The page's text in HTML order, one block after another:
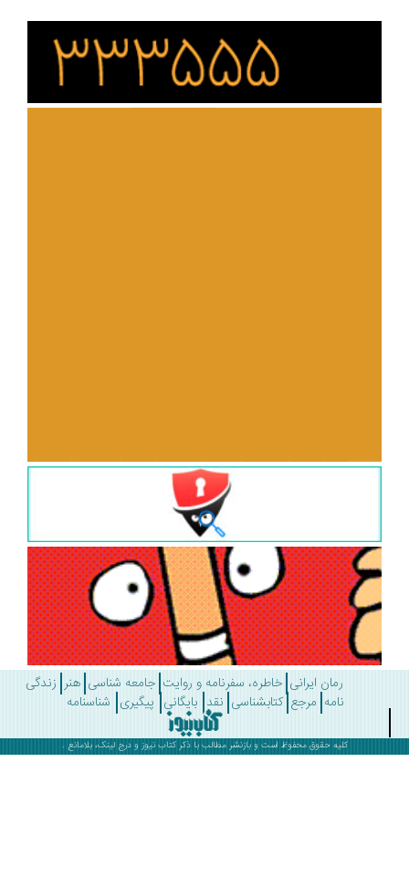
رمان ایرانی خاطره، سفرنامه و روایت جامعه شناسی هنر زندگی
مرجع کتابشناسی نقد بایگانی پیگیری شناسنامه
کلیه حقوق محفوظ است و بازنشر مطالب با ذکرکتاب نیوز و درج لینک، بلامانع .